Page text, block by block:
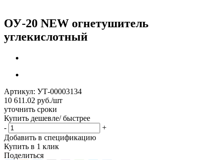
ОУ-20 NEW огнетушитель
углекислотный
Артикул: УТ-00003134
10 611.02 руб./шт
уточнить сроки
Купить дешевле/ быстрее
-
+
Добавить в спецификацию
Купить в 1 клик
Поделиться